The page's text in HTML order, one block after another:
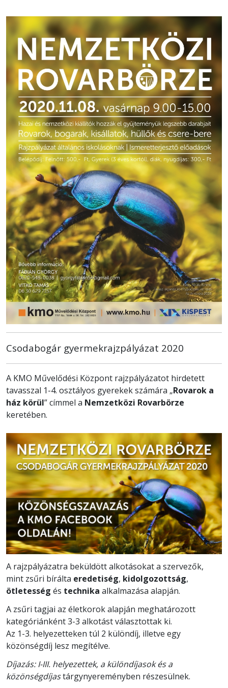
Csodabogár gyermekrajzpályázat 2020
A KMO Művelődési Központ rajzpályázatot hirdetett
tavasszal 1-4. osztályos gyerekek számára „Rovarok a
ház körül” címmel a Nemzetközi Rovarbörze
keretében.
A rajzpályázatra beküldött alkotásokat a szervezők,
mint zsűri bírálta eredetiség, kidolgozottság,
ötletesség és technika alkalmazása alapján.
A zsűri tagjai az életkorok alapján meghatározott
kategóriánként 3-3 alkotást választottak ki.
Az 1-3. helyezetteken túl 2 különdíj, illetve egy
közönségdíj lesz megítélve.
Díjazás: I-III. helyezettek, a különdíjasok és a
közönségdíjastárgynyereményben részesülnek.